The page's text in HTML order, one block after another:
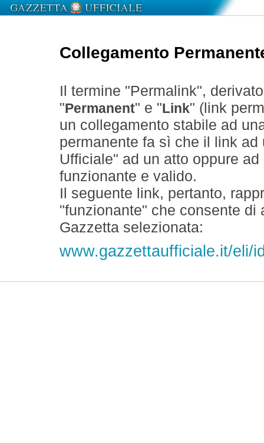
Collegamento
Il termine "Permalink",
" Permanent" e " Link" (link
un collegamento stabile ad
permanente fa sì che il link
Ufficiale" ad un atto oppure
funzionante e valido.
Il seguente link, pertanto,
"funzionante" che consente
Gazzetta selezionata:
www.gazzettaufficiale.it/eli/